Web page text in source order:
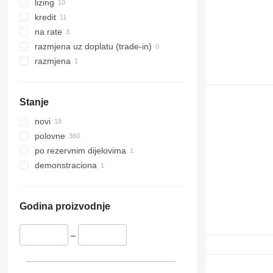
325
326
329
330
345
349
350
365
374
416
428
JZ
NXT
S-Series
TM
lizing
kredit
na rate
razmjena uz doplatu (trade-in)
razmjena
Stanje
novi
polovne
po rezervnim dijelovima
demonstraciona
Godina proizvodnje
–